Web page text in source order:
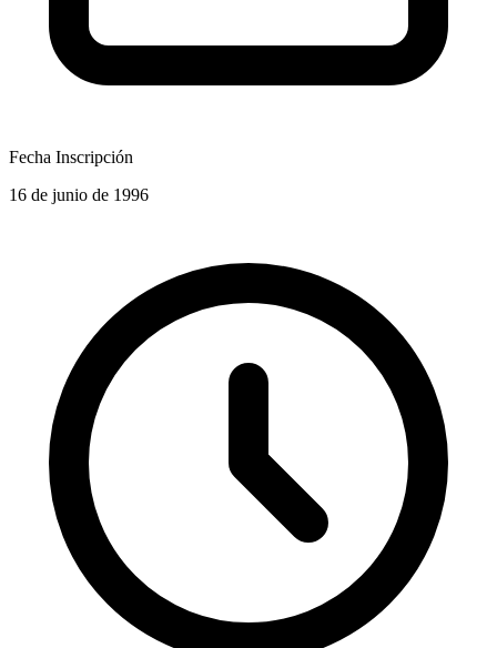
Fecha Inscripción
16 de junio de 1996